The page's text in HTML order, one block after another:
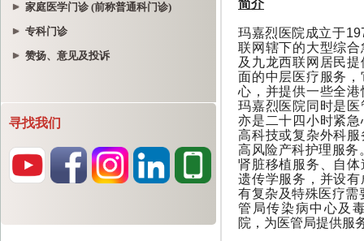
家庭医学门诊 (前称普通科门诊)
专科门诊
赞扬、意见及投诉
寻找我们